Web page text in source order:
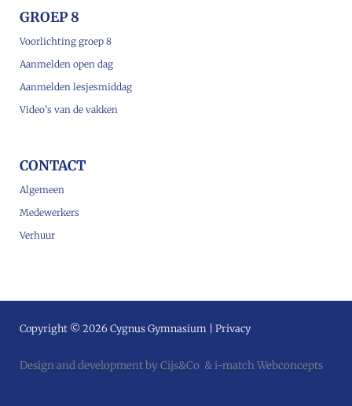
GROEP 8
Voorlichting groep 8
Aanmelden open dag
Aanmelden lesjesmiddag
Video’s van de vakken
CONTACT
Algemeen
Medewerkers
Verhuur
Copyright © 2026 Cygnus Gymnasium | Privacy
Design and development by Cijs&Co &i-match Webconcepts